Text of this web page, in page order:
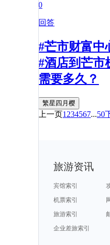
0
回答
#芒市财富中
#酒店到芒市
需要多久？
繁星四月樱
上一页1 234567...50
旅游资讯
宾馆索引
机票索引
旅游索引
企业差旅索引